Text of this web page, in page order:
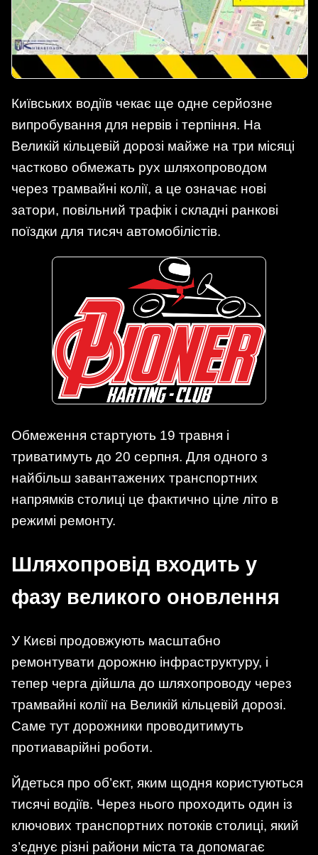
Київських водіїв чекає ще одне серйозне
випробування для нервів і терпіння. На
Великій кільцевій дорозі майже на три місяці
частково обмежать рух шляхопроводом
через трамвайні колії, а це означає нові
затори, повільний трафік і складні ранкові
поїздки для тисяч автомобілістів.
Обмеження стартують 19 травня і
триватимуть до 20 серпня. Для одного з
найбільш завантажених транспортних
напрямків столиці це фактично ціле літо в
режимі ремонту.
Шляхопровід входить у
фазу великого оновлення
У Києві продовжують масштабно
ремонтувати дорожню інфраструктуру, і
тепер черга дійшла до шляхопроводу через
трамвайні колії на Великій кільцевій дорозі.
Саме тут дорожники проводитимуть
протиаварійні роботи.
Йдеться про об’єкт, яким щодня користуються
тисячі водіїв. Через нього проходить один із
ключових транспортних потоків столиці, який
з’єднує різні райони міста та допомагає